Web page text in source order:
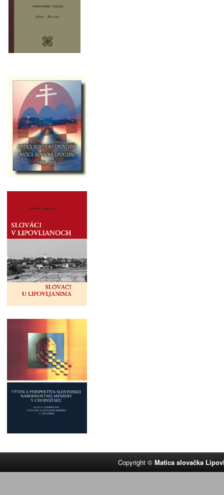
Copyright ©Matica slovačka